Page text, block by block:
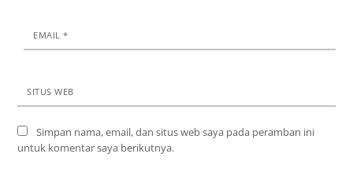
EMAIL*
SITUS WEB
Simpan nama, email, dan situs web saya pada peramban ini
untuk komentar saya berikutnya.